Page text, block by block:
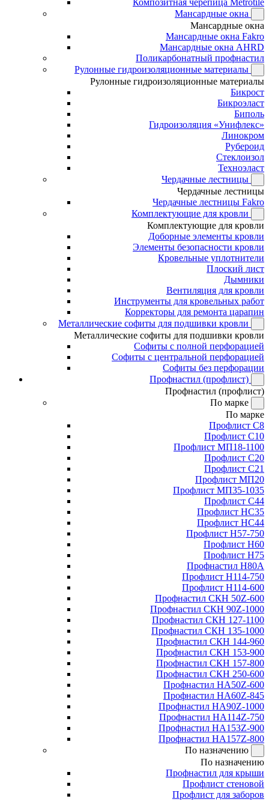
Композитная черепица Metrotile
Мансардные окна
Мансардные окна
Мансардные окна Fakro
Мансардные окна AHRD
Поликарбонатный профнастил
Рулонные гидроизоляционные материалы
Рулонные гидроизоляционные материалы
Бикрост
Бикроэласт
Биполь
Гидроизоляция «Унифлекс»
Линокром
Рубероид
Стеклоизол
Техноэласт
Чердачные лестницы
Чердачные лестницы
Чердачные лестницы Fakro
Комплектующие для кровли
Комплектующие для кровли
Доборные элементы кровли
Элементы безопасности кровли
Кровельные уплотнители
Плоский лист
Дымники
Вентиляция для кровли
Инструменты для кровельных работ
Корректоры для ремонта царапин
Металлические софиты для подшивки кровли
Металлические софиты для подшивки кровли
Софиты с полной перфорацией
Софиты с центральной перфорацией
Софиты без перфорации
Профнастил (профлист)
Профнастил (профлист)
По марке
По марке
Профлист С8
Профлист С10
Профлист МП18-1100
Профлист С20
Профлист С21
Профлист МП20
Профлист МП35-1035
Профлист С44
Профлист НС35
Профлист НС44
Профлист Н57-750
Профлист Н60
Профлист Н75
Профнастил Н80А
Профлист Н114-750
Профлист Н114-600
Профнастил СКН 50Z-600
Профнастил СКН 90Z-1000
Профнастил СКН 127-1100
Профнастил СКН 135-1000
Профнастил СКН 144-960
Профнастил СКН 153-900
Профнастил СКН 157-800
Профнастил СКН 250-600
Профнастил НА50Z-600
Профнастил НА60Z-845
Профнастил НА90Z-1000
Профнастил НА114Z-750
Профнастил НА153Z-900
Профнастил НА157Z-800
По назначению
По назначению
Профнастил для крыши
Профлист стеновой
Профлист для заборов